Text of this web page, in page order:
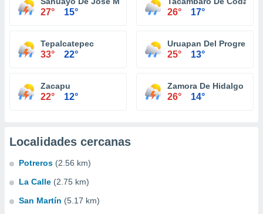
27° 15° 26° 17°
Tepalcatepec
33° 22°
Uruapan Del Progreso
25° 13°
Zacapu
22° 12°
Zamora De Hidalgo
26° 14°
Localidades cercanas
Potreros (2.56 km)
La Calle (2.75 km)
San Martín (5.17 km)